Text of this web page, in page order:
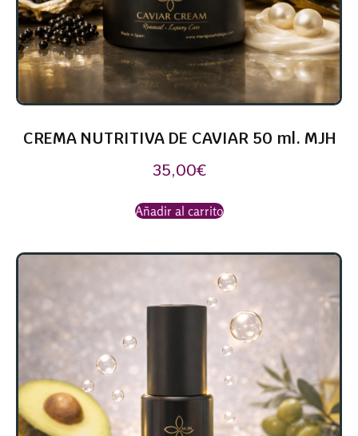
CREMA NUTRITIVA DE CAVIAR 50 ml. MJH
35,00€
Añadir al carrito